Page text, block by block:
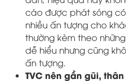
cáo được phát sóng
nhiều ấn tượng cho
thường kèm theo
dễ hiểu nhưng cũng
ấn tượng.
TVC nên gần gũi,